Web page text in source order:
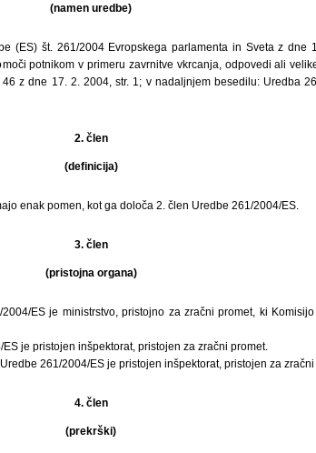
(namen uredbe)
(ES) št. 261/2004 Evropskega parlamenta in Sveta z dne
potnikom v primeru zavrnitve vkrcanja, odpovedi ali
z dne 17. 2. 2004, str. 1; v nadaljnjem besedilu: Uredba
2. člen
(definicija)
enak pomen, kot ga določa 2. člen Uredbe 261/2004/ES.
3. člen
(pristojna organa)
ES je ministrstvo, pristojno za zračni promet, ki
je pristojen inšpektorat, pristojen za zračni promet.
261/2004/ES je pristojen inšpektorat, pristojen za zračni
4. člen
(prekrški)